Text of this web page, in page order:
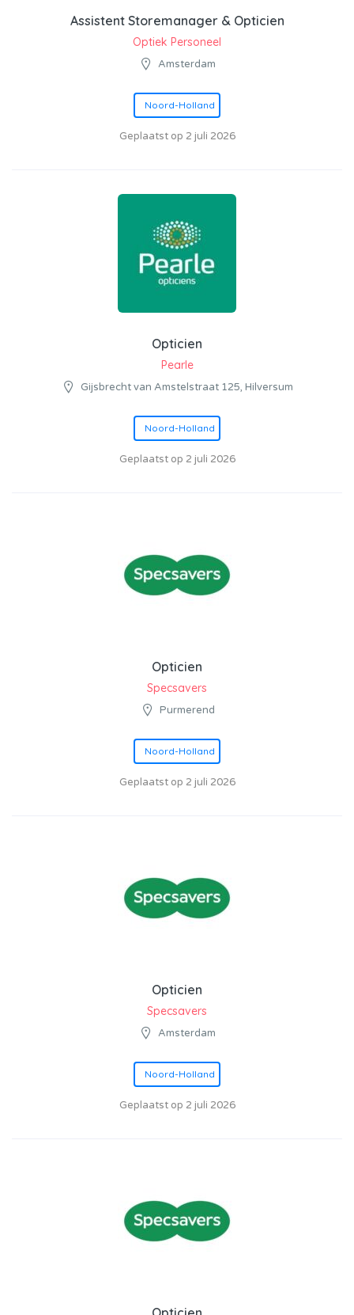
Assistent Storemanager & Opticien
Optiek Personeel
Amsterdam
Noord-Holland
Geplaatst op 2 juli 2026
Opticien
Pearle
Gijsbrecht van Amstelstraat 125, Hilversum
Noord-Holland
Geplaatst op 2 juli 2026
Opticien
Specsavers
Purmerend
Noord-Holland
Geplaatst op 2 juli 2026
Opticien
Specsavers
Amsterdam
Noord-Holland
Geplaatst op 2 juli 2026